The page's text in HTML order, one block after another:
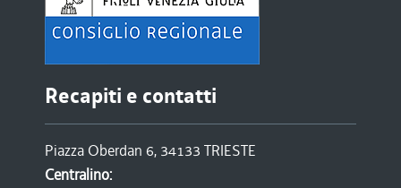
Recapiti e contatti
Piazza Oberdan 6, 34133 TRIESTE
Centralino: